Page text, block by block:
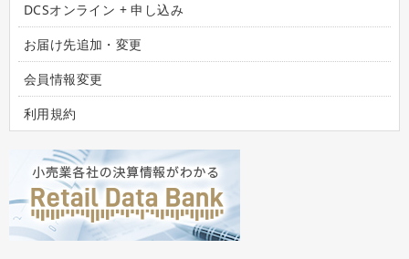
DCSオンライン + 申し込み
お届け先追加・変更
会員情報変更
利用規約